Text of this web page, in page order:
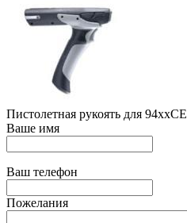
Пистолетная рукоять для 94ххCE
Ваше имя
Ваш телефон
Пожелания